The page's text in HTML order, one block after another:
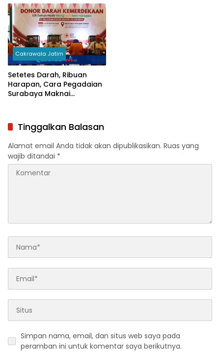
Cakrawala Jatim
Setetes Darah, Ribuan
Harapan, Cara Pegadaian
Surabaya Maknai
Tinggalkan Balasan
Alamat email Anda tidak akan dipublikasikan. Ruas yang
wajib ditandai *
Simpan nama, email, dan situs web saya pada
peramban ini untuk komentar saya berikutnya.